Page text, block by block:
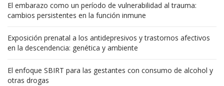
El embarazo como un período de vulnerabilidad al trauma:
cambios persistentes en la función inmune
Exposición prenatal a los antidepresivos y trastornos afectivos
en la descendencia: genética y ambiente
El enfoque SBIRT para las gestantes con consumo de alcohol y
otras drogas